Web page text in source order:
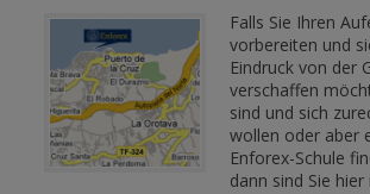
Falls Sie Ihren
vorbereiten und
Eindruck von der
verschaffen
sind und sich
wollen oder aber
Enforex-Schule
dann sind Sie hier